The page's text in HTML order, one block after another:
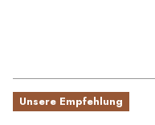
Unsere Empfehlung